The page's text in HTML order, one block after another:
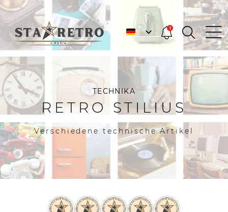
1
TECHNIKA
RETRO STILIUS
Verschiedene technische Artikel